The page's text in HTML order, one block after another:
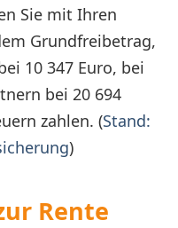
Sie mit Ihren
Grundfreibetrag,
10 347 Euro, bei
bei 20 694
zahlen. (Stand:
)
Rente